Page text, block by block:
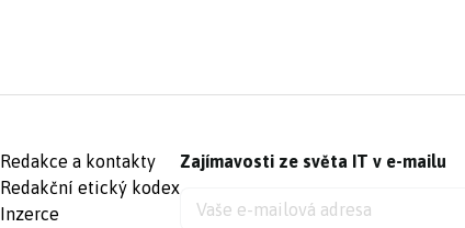
Redakce a kontakty
Redakční etický kodex
Inzerce
Zajímavosti ze světa IT v e-mailu